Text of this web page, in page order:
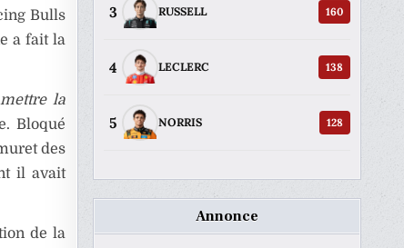
Bulls
a fait la
la
Bloqué
des
il avait
de la
3 RUSSELL 160
4 LECLERC 138
5 NORRIS 128
Annonce